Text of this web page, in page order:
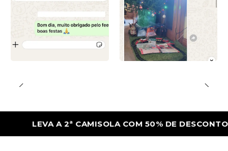
LEVA A 2ª CAMISOLA COM 50% DE DESCONTO